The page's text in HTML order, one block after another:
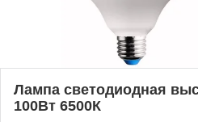
Лампа светодиодная
100Вт 6500К